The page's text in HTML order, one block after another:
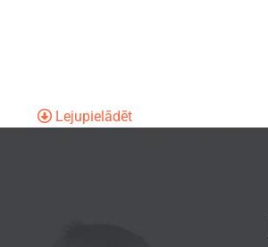
Lejupielādēt